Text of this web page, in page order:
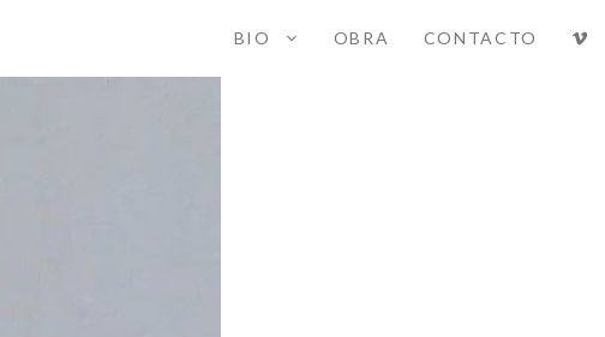
BIO OBRA CONTACTO